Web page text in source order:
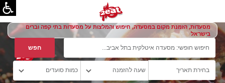
מסעדות, הזמנת מקום במסעדה, חיפוש והמלצות על מסעדות בתי קפה וברים
בישראל